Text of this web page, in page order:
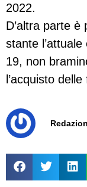
2022.
D’altra parte è
stante
19, non
l’acquisto